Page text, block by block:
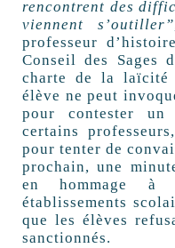
rencontrent des
viennent s’outiller”
professeur
Conseil des Sages
charte de la laïcité
élève ne peut
pour contester un
certains
pour tenter de
prochain, une
en hommage à
établissements
que les élèves
sanctionnés.